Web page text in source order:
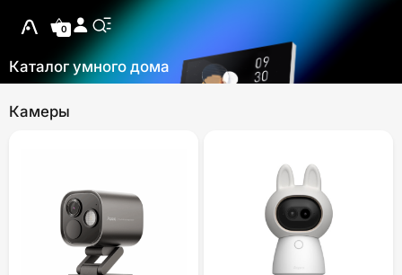
0
Каталог умного дома
Камеры